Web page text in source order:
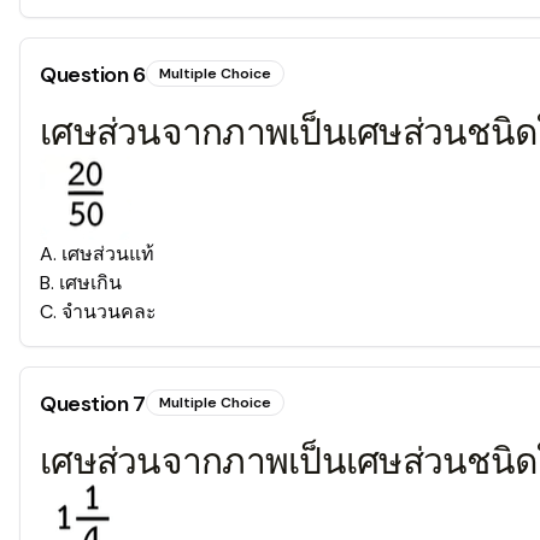
Question6 Multiple Choice
เศษส่วนจากภาพเป็นเศษส่วนชนิ
A. เศษส่วนแท้
B. เศษเกิน
C. จำนวนคละ
Question7 Multiple Choice
เศษส่วนจากภาพเป็นเศษส่วนชนิ